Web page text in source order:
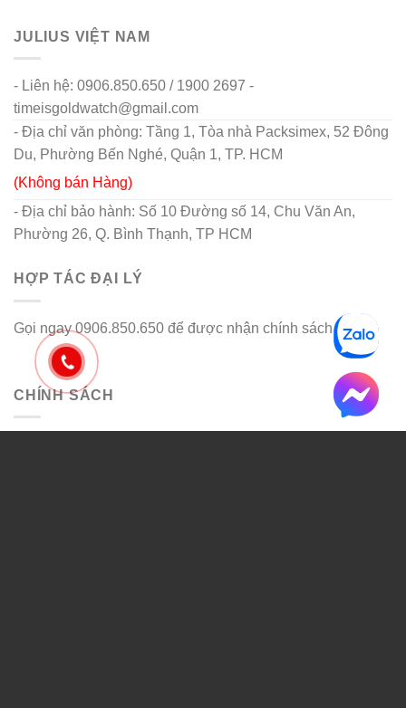
JULIUS VIỆT NAM
- Liên hệ: 0906.850.650 / 1900 2697 -
timeisgoldwatch@gmail.com
- Địa chỉ văn phòng: Tầng 1, Tòa nhà Packsimex, 52 Đông
Du, Phường Bến Nghé, Quận 1, TP. HCM
(Không bán Hàng)
- Địa chỉ bảo hành: Số 10 Đường số 14, Chu Văn An,
Phường 26, Q. Bình Thạnh, TP HCM
HỢP TÁC ĐẠI LÝ
Gọi ngay 0906.850.650 để được nhận chính sách cụ thể.
go88 flights
CHÍNH SÁCH